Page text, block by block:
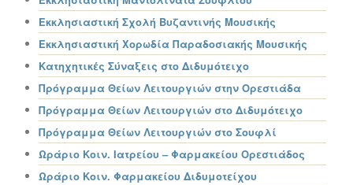
Εκκλησιαστική Σχολή Βυζαντινής Μουσικής
Εκκλησιαστική Χορωδία Παραδοσιακής Μουσικής
Κατηχητικές Σύναξεις στο Διδυμότειχο
Πρόγραμμα Θείων Λειτουργιών στην Ορεστιάδα
Πρόγραμμα Θείων Λειτουργιών στο Διδυμότειχο
Πρόγραμμα Θείων Λειτουργιών στο Σουφλί
Ωράριο Κοιν. Ιατρείου – Φαρμακείου Ορεστιάδος
Ωράριο Κοιν. Φαρμακείου Διδυμοτείχου